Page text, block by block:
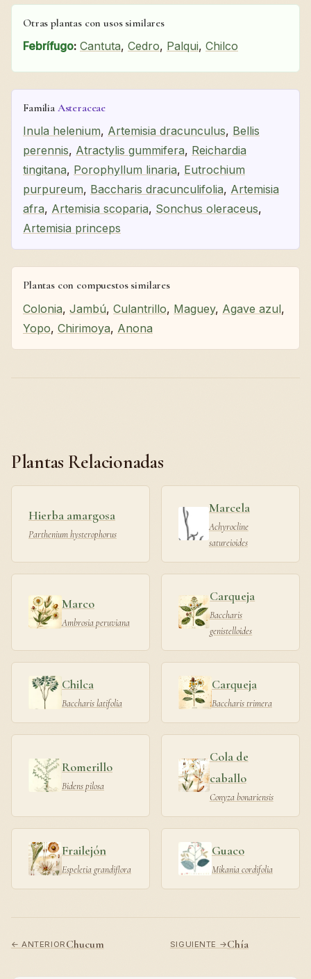
Otras plantas con usos similares
Febrífugo: Cantuta, Cedro, Palqui, Chilco
Familia Asteraceae
Inula helenium, Artemisia dracunculus, Bellis
perennis, Atractylis gummifera, Reichardia
tingitana, Porophyllum linaria, Eutrochium
purpureum, Baccharis dracunculifolia, Artemisia
afra, Artemisia scoparia, Sonchus oleraceus,
Artemisia princeps
Plantas con compuestos similares
Colonia, Jambú, Culantrillo, Maguey, Agave azul,
Yopo, Chirimoya, Anona
Plantas Relacionadas
Hierba amargosa
Parthenium hysterophorus
Marcela
Achyrocline
satureioides
Marco
Ambrosia peruviana
Carqueja
Baccharis
genistelloides
Chilca
Baccharis latifolia
Carqueja
Baccharis trimera
Romerillo
Bidens pilosa
Cola de
caballo
Conyza bonariensis
Frailejón
Espeletia grandiflora
Guaco
Mikania cordifolia
← ANTERIOR Chucum SIGUIENTE →Chía